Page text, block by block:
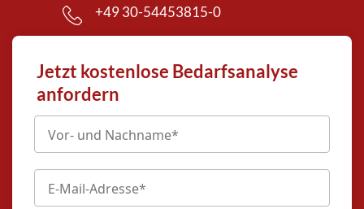
+49 30-54453815-0
Jetzt kostenlose Bedarfsanalyse
anfordern